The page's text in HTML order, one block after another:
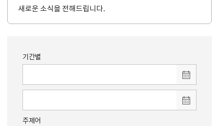
새로운 소식을 전해드립니다.
기간별
주제어